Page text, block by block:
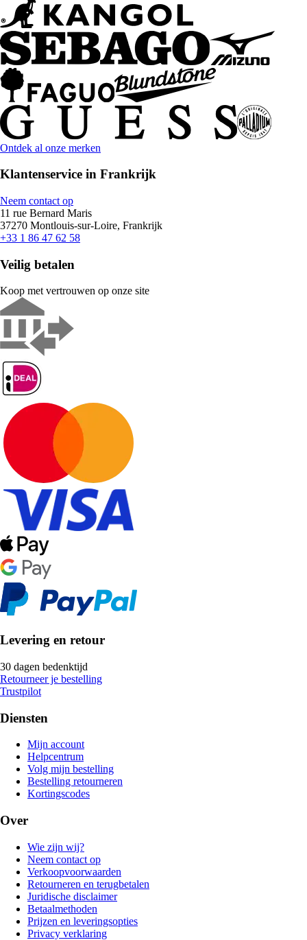
Ontdek al onze merken
Klantenservice in Frankrijk
Neem contact op
11 rue Bernard Maris
37270 Montlouis-sur-Loire, Frankrijk
+33 1 86 47 62 58
Veilig betalen
Koop met vertrouwen op onze site
Levering en retour
30 dagen bedenktijd
Retourneer je bestelling
Trustpilot
Diensten
Mijn account
Helpcentrum
Volg mijn bestelling
Bestelling retourneren
Kortingscodes
Over
Wie zijn wij?
Neem contact op
Verkoopvoorwaarden
Retourneren en terugbetalen
Juridische disclaimer
Betaalmethoden
Prijzen en leveringsopties
Privacy verklaring